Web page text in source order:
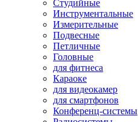
Студийные
Инструментальные
Измерительные
Подвесные
Петличные
Головные
для фитнеса
Караоке
для видеокамер
для смартфонов
Конференц-системы